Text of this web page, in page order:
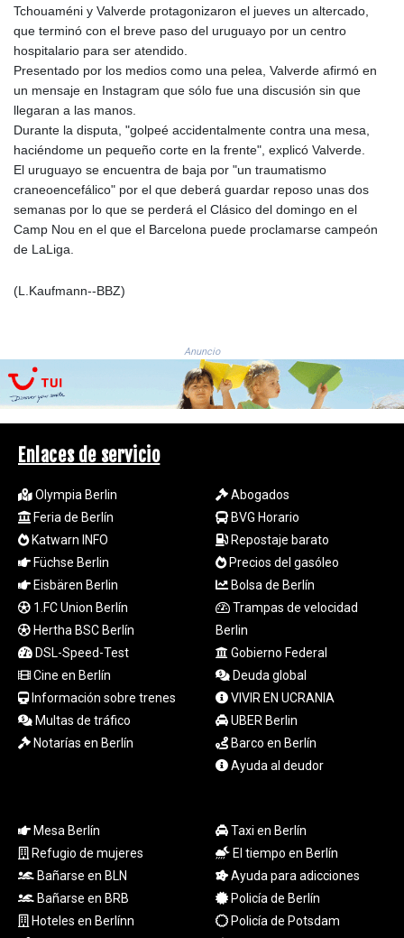
IMP 0.855822
INR 109.88556
1512.132406
IRR
ISK 142.401223
JEP 0.855822
JMD 182.968915
JOD 0.81682
JPY 182.476764
KES 149.050765
1636.527559
KWD 0.356756
KYD 0.961952
KZT 540.905481
103366.035355
LKR 387.731275
LRD 208.352023
LSL 18.827475
LTL 3.401932
LVL 0.69691
LYD 7.358163
MAD 10.769655
MDL 20.084174
MGA
4962.784289
MKD 61.534725
MMK
2418.826093
MNT
MRU 46.275313
MUR 54.081038
MWK
2001.516308
MXN 19.820025
Tchouaméni y Valverde protagonizaron el jueves un altercado,
que terminó con el breve paso del uruguayo por un centro
hospitalario para ser atendido.
Presentado por los medios como una pelea, Valverde afirmó en
un mensaje en Instagram que sólo fue una discusión sin que
llegaran a las manos.
Durante la disputa, "golpeé accidentalmente contra una mesa,
haciéndome un pequeño corte en la frente", explicó Valverde.
El uruguayo se encuentra de baja por "un traumatismo
craneoencefálico" por el que deberá guardar reposo unas dos
semanas por lo que se perderá el Clásico del domingo en el
Camp Nou en el que el Barcelona puede proclamarse campeón
de LaLiga.
(L.Kaufmann--BBZ)
Anuncio
Enlaces de servicio
Olympia Berlin
Feria de Berlín
Katwarn INFO
Füchse Berlin
Eisbären Berlin
1.FC Union Berlín
Hertha BSC Berlín
DSL-Speed-Test
Cine en Berlín
Información sobre trenes
Multas de tráfico
Notarías en Berlín
Abogados
BVG Horario
Repostaje barato
Precios del gasóleo
Bolsa de Berlín
Trampas de velocidad
Berlin
Gobierno Federal
Deuda global
VIVIR EN UCRANIA
UBER Berlin
Barco en Berlín
Ayuda al deudor
Mesa Berlín
Refugio de mujeres
Bañarse en BLN
Bañarse en BRB
Hoteles en Berlínn
Taxi en Berlín
El tiempo en Berlín
Ayuda para adicciones
Policía de Berlín
Policía de Potsdam